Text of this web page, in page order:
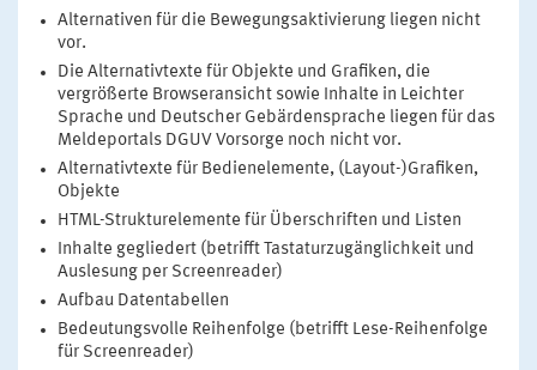
Alternativen für die Bewegungsaktivierung liegen nicht
vor.
Die Alternativtexte für Objekte und Grafiken, die
vergrößerte Browseransicht sowie Inhalte in Leichter
Sprache und Deutscher Gebärdensprache liegen für das
Meldeportals DGUV Vorsorge noch nicht vor.
Alternativtexte für Bedienelemente, (Layout-)Grafiken,
Objekte
HTML-Strukturelemente für Überschriften und Listen
Inhalte gegliedert (betrifft Tastaturzugänglichkeit und
Auslesung per Screenreader)
Aufbau Datentabellen
Bedeutungsvolle Reihenfolge (betrifft Lese-Reihenfolge
für Screenreader)